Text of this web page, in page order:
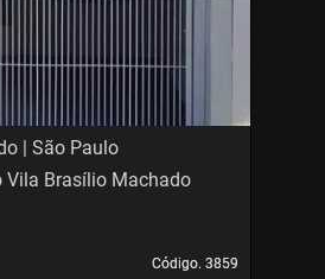
| São Paulo
Código. 3859
Código. 3859
Vila Brasílio Machado